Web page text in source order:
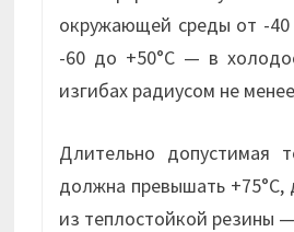
окружающей среды от -
-60 до +50°С — в
изгибах радиусом не
Длительно допустимая
должна превышать +75°С,
из теплостойкой резины